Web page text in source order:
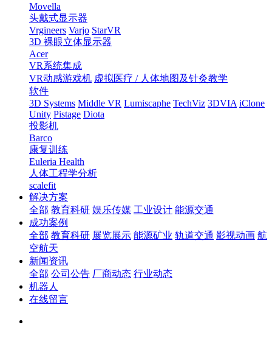
Movella
头戴式显示器
Vrgineers Varjo StarVR
3D 裸眼立体显示器
Acer
VR系统集成
VR动感游戏机 虚拟医疗 / 人体地图及针灸教学
软件
3D Systems Middle VR Lumiscaphe TechViz 3DVIA iClone
Unity Pistage Diota
投影机
Barco
康复训练
Euleria Health
人体工程学分析
scalefit
解决方案
全部 教育科研 娱乐传媒 工业设计 能源交通
成功案例
全部 教育科研 展览展示 能源矿业 轨道交通 影视动画 航
空航天
新闻资讯
全部 公司公告 厂商动态 行业动态
机器人
在线留言